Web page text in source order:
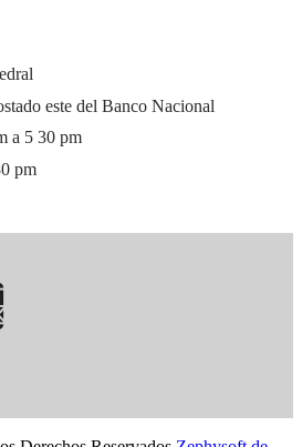
este del Banco Nacional
a 5 30 pm
pm
American Express